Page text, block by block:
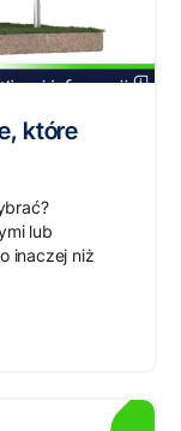
które
lub
inaczej niż